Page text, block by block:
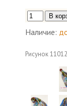
Наличие:
Рисунок